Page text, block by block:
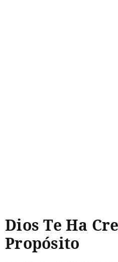
Dios Te Ha
Propósito